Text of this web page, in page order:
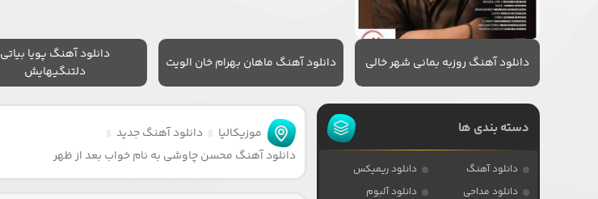
دانلود آهنگ روزبه بمانی شهر خالی دانلود آهنگ ماهان بهرام خان الویت
دانلود آهنگ پویا بیاتی
دلتنگیهایش
موزیکالیا
دانلود آهنگ جدید
دانلود آهنگ محسن چاوشی به نام خواب بعد از ظهر
دسته بندی ها
دانلود آهنگ
دانلود ریمیکس
دانلود مداحی
دانلود آلبوم